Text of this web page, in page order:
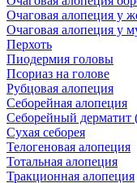
Очаговая алопеция у
Очаговая алопеция у
Перхоть
Пиодермия головы
Псориаз на голове
Рубцовая алопеция
Себорейная алопеция
Себорейный дерматит
Сухая себорея
Телогеновая алопеция
Тотальная алопеция
Тракционная алопеция